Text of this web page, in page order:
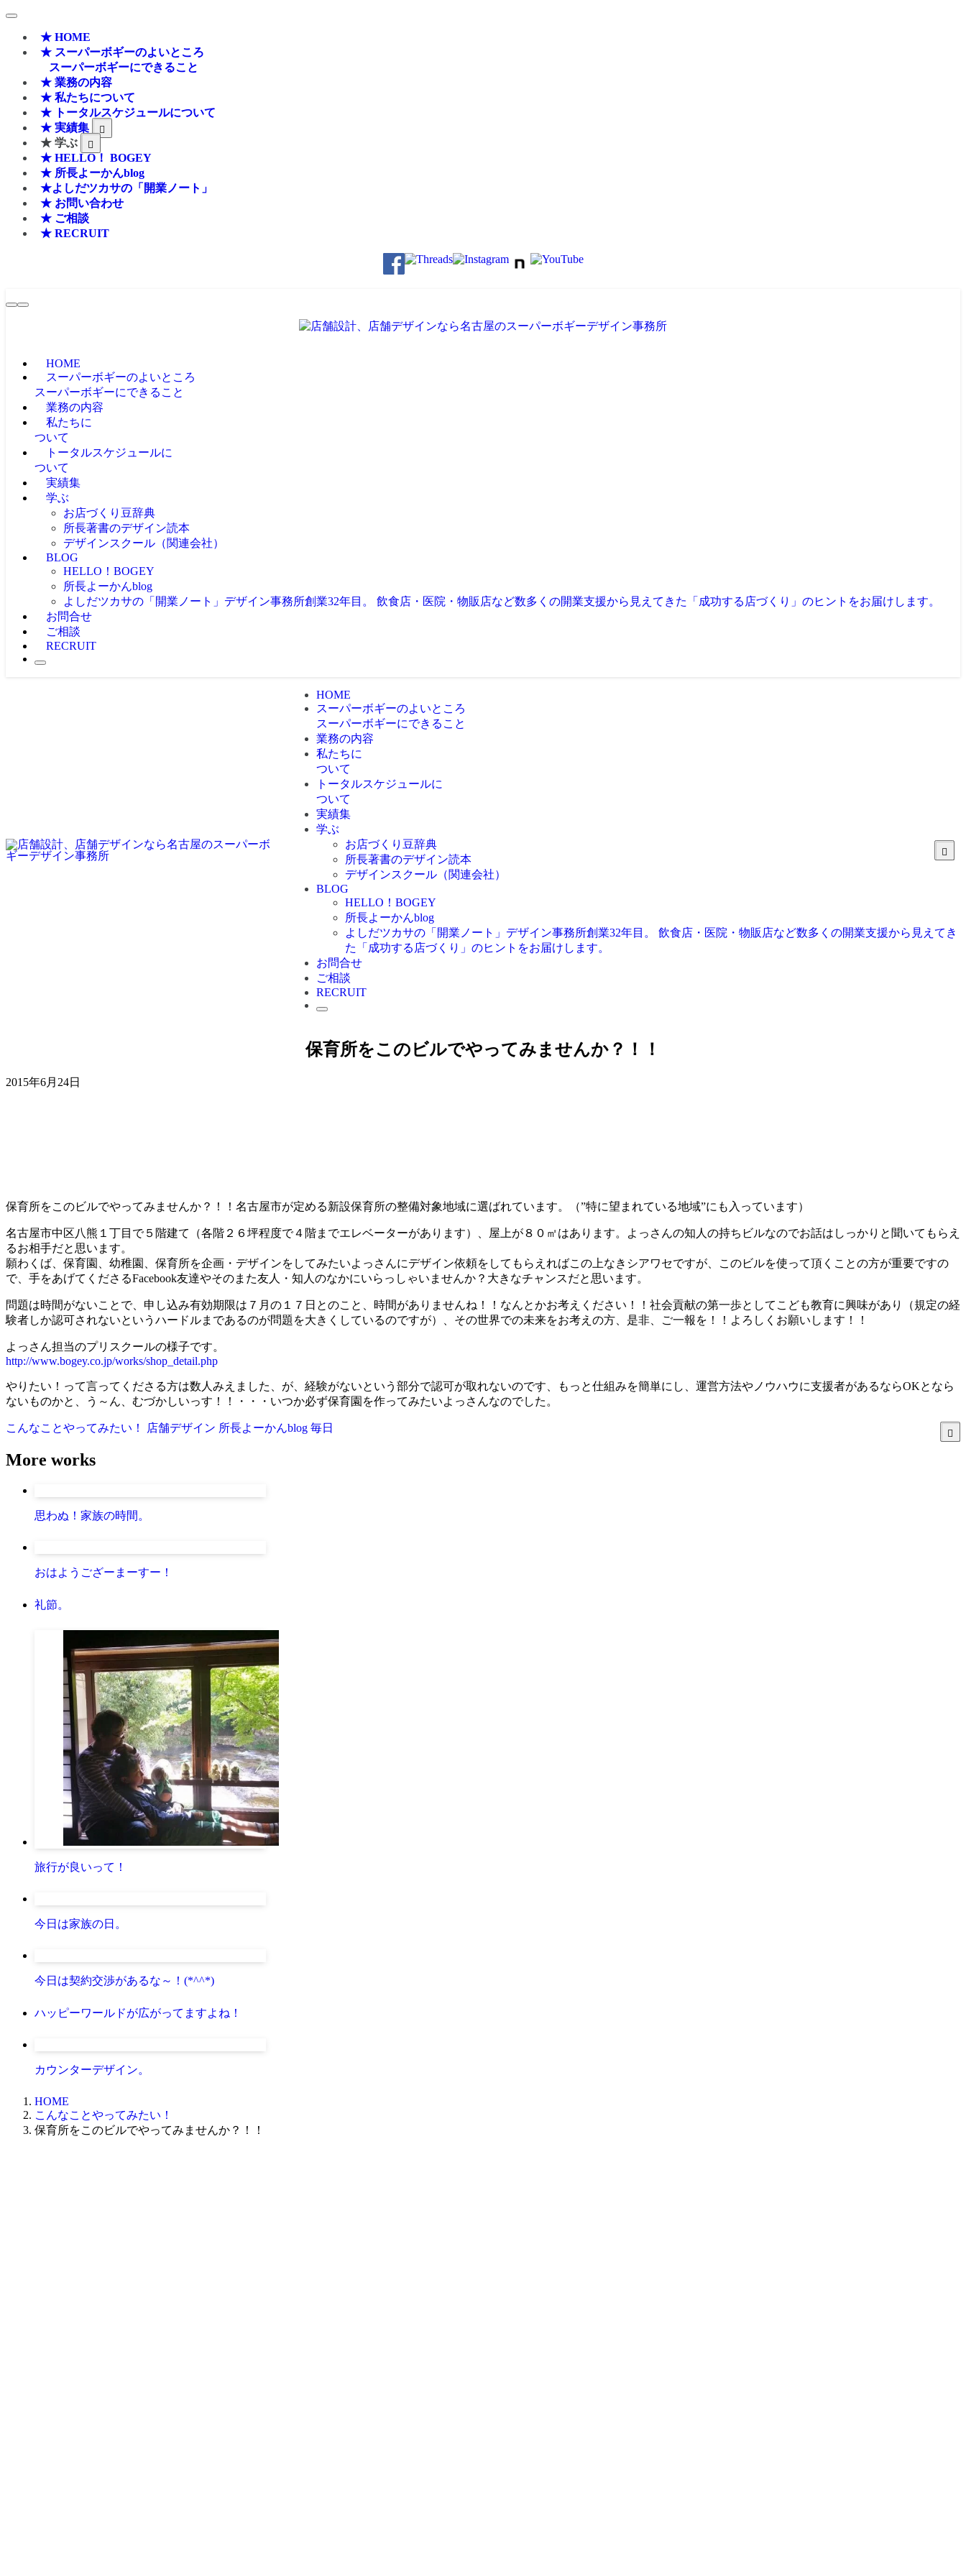
★ HOME
★ スーパーボギーのよいところ
スーパーボギーにできること
★ 業務の内容
★ 私たちについて
★ トータルスケジュールについて
★ 実績集
★ 学ぶ
★ HELLO！ BOGEY
★ 所長よーかんblog
★よしだツカサの「開業ノート」
★ お問い合わせ
★ ご相談
★ RECRUIT
HOME
スーパーボギーのよいところ
スーパーボギーにできること
業務の内容
私たちに
ついて
トータルスケジュールに
ついて
実績集
学ぶ
お店づくり豆辞典
所長著書のデザイン読本
デザインスクール（関連会社）
BLOG
HELLO！BOGEY
所長よーかんblog
よしだツカサの「開業ノート」 デザイン事務所創業32年目。 飲食店・医院・物販店など数多くの開業支援から見えてきた「成功する店づくり」のヒントをお届けします。
お問合せ
ご相談
RECRUIT
HOME
スーパーボギーのよいところ
スーパーボギーにできること
業務の内容
私たちに
ついて
トータルスケジュールに
ついて
実績集
学ぶ
お店づくり豆辞典
所長著書のデザイン読本
デザインスクール（関連会社）
BLOG
HELLO！BOGEY
所長よーかんblog
よしだツカサの「開業ノート」 デザイン事務所創業32年目。 飲食店・医院・物販店など数多くの開業支援から見えてき
た「成功する店づくり」のヒントをお届けします。
お問合せ
ご相談
RECRUIT
保育所をこのビルでやってみませんか？！！
2015年6月24日
保育所をこのビルでやってみませんか？！！名古屋市が定める新設保育所の整備対象地域に選ばれています。（”特に望まれている地域”にも入っています）
名古屋市中区八熊１丁目で５階建て（各階２６坪程度で４階までエレベーターがあります）、屋上が８０㎡はあります。よっさんの知人の持ちビルなのでお話はしっかりと聞いてもらえ
るお相手だと思います。
願わくば、保育園、幼稚園、保育所を企画・デザインをしてみたいよっさんにデザイン依頼をしてもらえればこの上なきシアワセですが、このビルを使って頂くことの方が重要ですの
で、手をあげてくださるFacebook友達やそのまた友人・知人のなかにいらっしゃいませんか？大きなチャンスだと思います。
問題は時間がないことで、申し込み有効期限は７月の１７日とのこと、時間がありませんね！！なんとかお考えください！！社会貢献の第一歩としてこども教育に興味があり（規定の経
験者しか認可されないというハードルまであるのが問題を大きくしているのですが）、その世界での未来をお考えの方、是非、ご一報を！！よろしくお願いします！！
よっさん担当のプリスクールの様子です。
http://www.bogey.co.jp/works/shop_detail.php
やりたい！って言ってくださる方は数人みえました、が、経験がないという部分で認可が取れないのです、もっと仕組みを簡単にし、運営方法やノウハウに支援者があるならOKとなら
ないものかと、う～ん、むづかしいっす！！・・・いつか必ず保育園を作ってみたいよっさんなのでした。
こんなことやってみたい！ 店舗デザイン 所長よーかんblog 毎日
More works
思わぬ！家族の時間。
おはようござーまーすー！
礼節。
旅行が良いって！
今日は家族の日。
今日は契約交渉があるな～！(*^^*)
ハッピーワールドが広がってますよね！
カウンターデザイン。
HOME
こんなことやってみたい！
保育所をこのビルでやってみませんか？！！